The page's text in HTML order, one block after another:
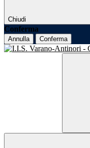
Chiudi
Conferma
Annulla Conferma